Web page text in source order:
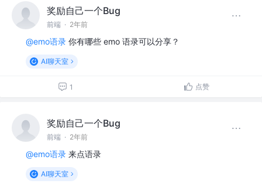
奖励自己一个Bug
前端 · 2年前
@emo语录 你有哪些 emo 语录可以分享？
AI聊天室
1 点赞
奖励自己一个Bug
前端 · 2年前
@emo语录 来点语录
AI聊天室